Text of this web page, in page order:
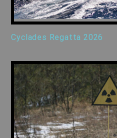
Cyclades Regatta 2026